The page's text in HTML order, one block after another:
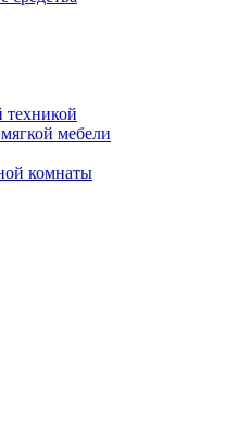
техникой
мебели
комнаты